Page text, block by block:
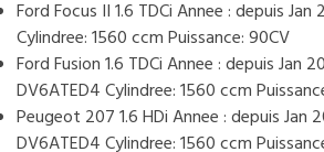
Ford Focus II 1.6 TDCi Annee : depuis
Cylindree: 1560 ccm Puissance: 90CV
Ford Fusion 1.6 TDCi Annee : depuis Jan
DV6ATED4 Cylindree: 1560 ccm
Peugeot 207 1.6 HDi Annee : depuis Jan
DV6ATED4 Cylindree: 1560 ccm